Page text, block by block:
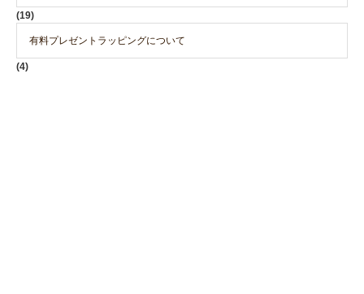
(19)
有料プレゼントラッピングについて
(4)